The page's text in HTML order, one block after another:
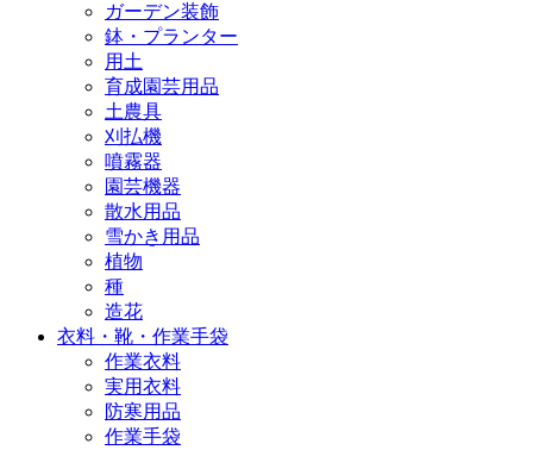
ガーデン装飾
鉢・プランター
用土
育成園芸用品
土農具
刈払機
噴霧器
園芸機器
散水用品
雪かき用品
植物
種
造花
衣料・靴・作業手袋
作業衣料
実用衣料
防寒用品
作業手袋